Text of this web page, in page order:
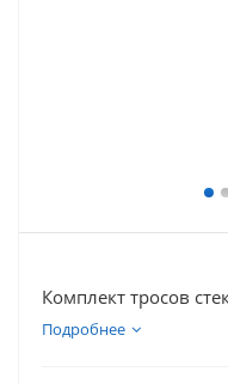
Комплект тросов
Подробнее